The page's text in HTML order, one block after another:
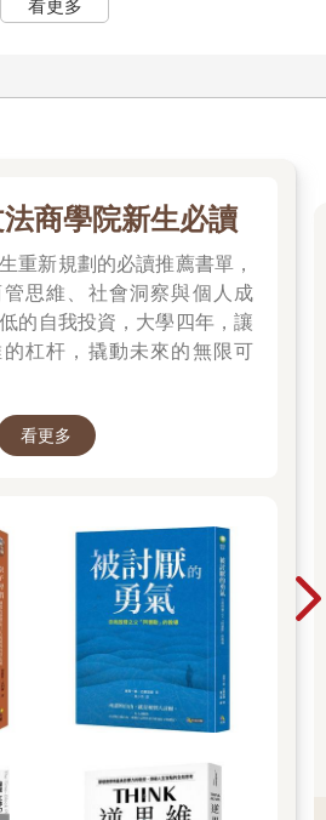
看更多
商學院新生必讀
重新規劃的必讀推薦書單，
思維、社會洞察與個人成
的自我投資，大學四年，讓
杠杆，撬動未來的無限可
看更多